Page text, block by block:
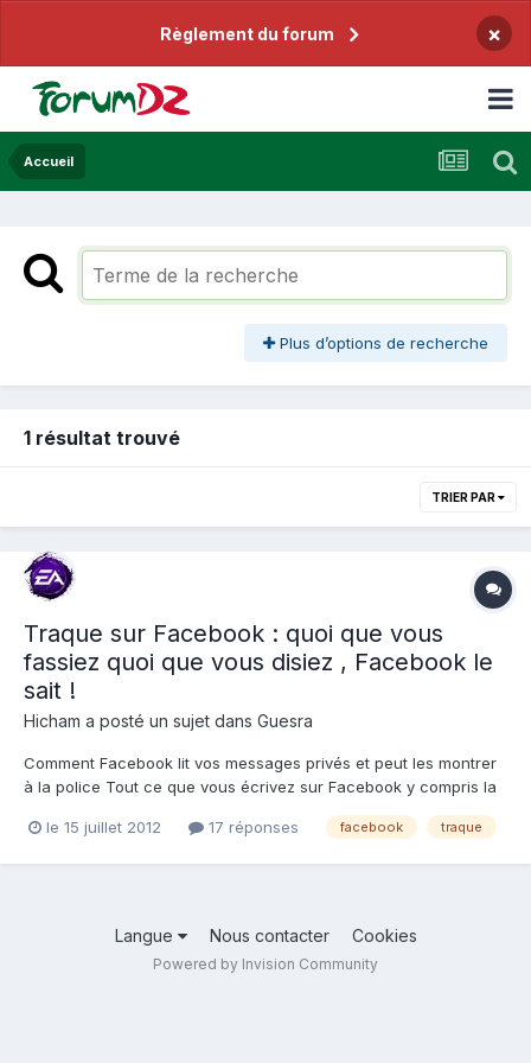
Règlement du forum ×
Accueil
Plus d’options de recherche
1 résultat trouvé
TRIER PAR
Traque sur Facebook : quoi que vous
fassiez quoi que vous disiez , Facebook le
sait !
Hicham a posté un sujet dans Guesra
Comment Facebook lit vos messages privés et peut les montrer
à la police Tout ce que vous écrivez sur Facebook y compris la
la recherche d’activités criminelles.Si un comportement suspect,
le 15 juillet 2012 17 réponses facebook traque
Langue Nous contacter Cookies
Powered by Invision Community